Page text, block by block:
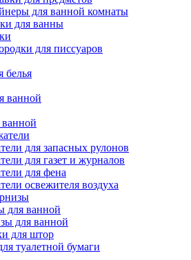
для ванной комнаты
для ванны
для писсуаров
белья
ванной
для запасных рулонов
для газет и журналов
для фена
освежителя воздуха
для ванной
для ванной
для штор
туалетной бумаги